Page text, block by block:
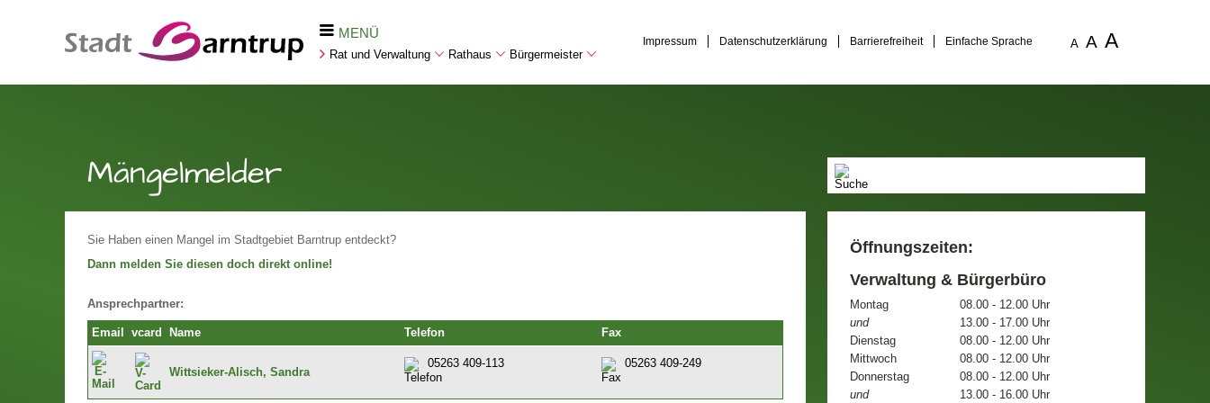
MENÜ
Rat und Verwaltung Rathaus Bürgermeister
Impressum Datenschutzerklärung Barrierefreiheit Einfache Sprache A A A
Mängelmelder
Sie Haben einen Mangel im Stadtgebiet Barntrup entdeckt?
Dann melden Sie diesen doch direkt online!
Ansprechpartner:
Email vcard Name Telefon Fax
Wittsieker-Alisch, Sandra
05263 409-113 05263 409-249
Öffnungszeiten:
Verwaltung & Bürgerbüro
Montag
08.00 - 12.00 Uhr
und
13.00 - 17.00 Uhr
Dienstag
08.00 - 12.00 Uhr
Mittwoch
08.00 - 12.00 Uhr
Donnerstag
08.00 - 12.00 Uhr
und
13.00 - 16.00 Uhr